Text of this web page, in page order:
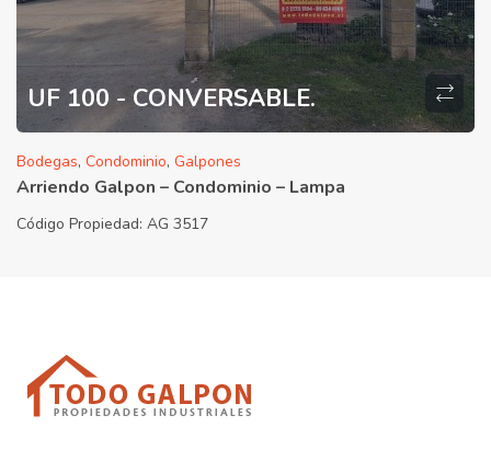
UF 100 - CONVERSABLE.
Bodegas, Condominio, Galpones
Arriendo Galpon – Condominio – Lampa
Código Propiedad: AG 3517